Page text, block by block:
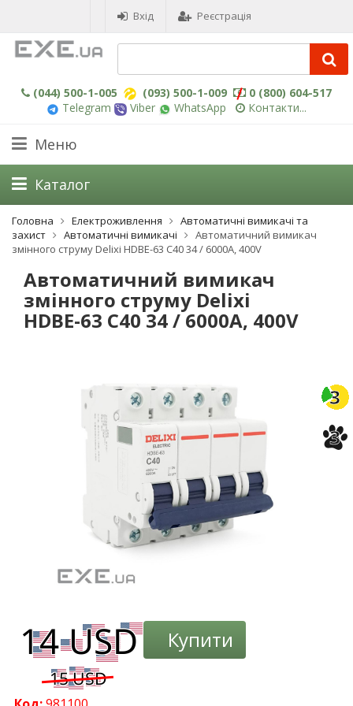
Вхід Реєстрація
(044) 500-1-005 (093) 500-1-009
0 (800) 604-517
Telegram
Viber WhatsApp Контакти...
Меню
Головна Електроживлення
Автоматичні вимикачі та
захист
Автоматичні вимикачі
Автоматичний вимикач
змінного струму Delixi HDBE-63 C40 34 / 6000A, 400V
Автоматичний вимикач
змінного струму Delixi
HDBE-63 C40 34 / 6000A, 400V
3
3
Купити
Каталог